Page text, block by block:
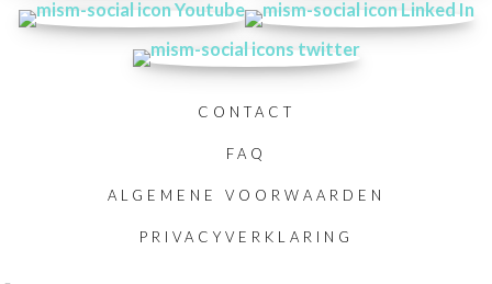
CONTACT
FAQ
ALGEMENE VOORWAARDEN
PRIVACYVERKLARING